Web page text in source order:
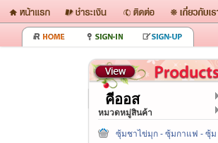
คีออส
หมวดหมู่สินค้า
ซุ้มชาไข่มุก - ซุ้มกาแฟ - ซุ้ม